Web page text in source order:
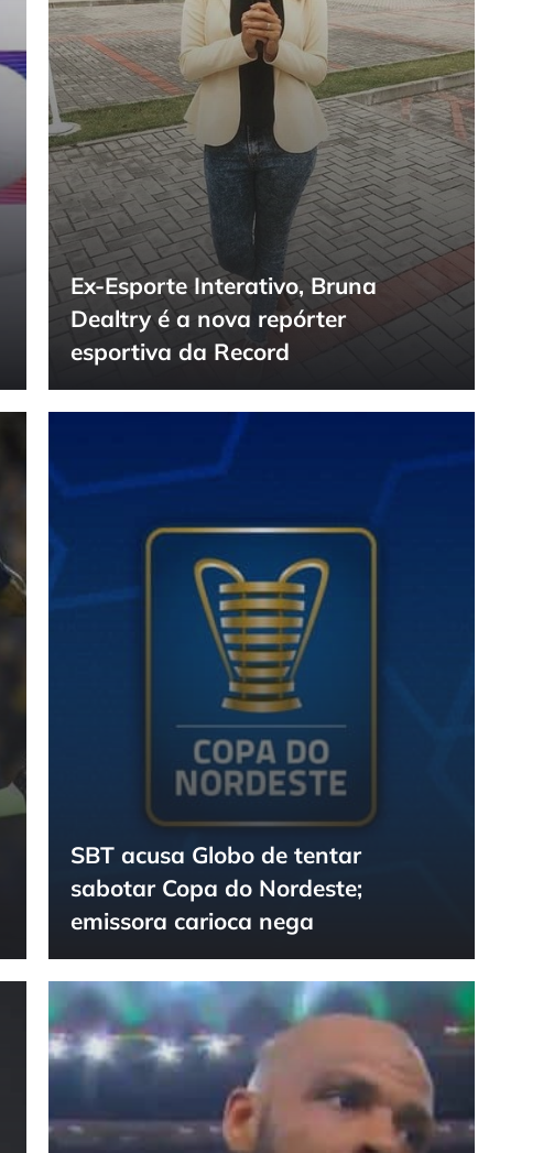
Ex-Esporte Interativo, Bruna
Dealtry é a nova repórter
esportiva da Record
SBT acusa Globo de tentar
sabotar Copa do Nordeste;
emissora carioca nega